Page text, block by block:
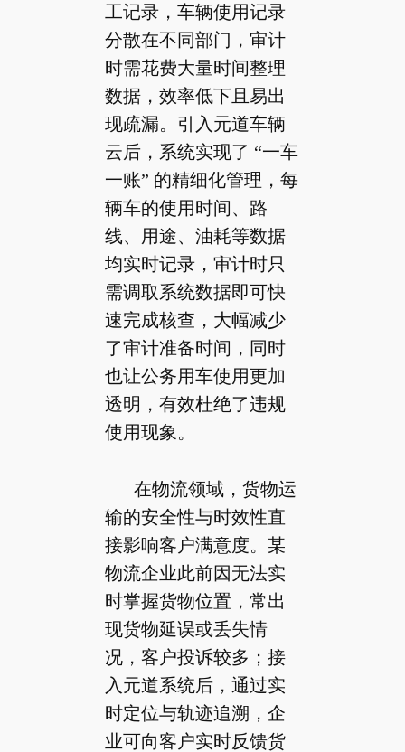
工记录，车辆使用记录
分散在不同部门，审计
时需花费大量时间整理
数据，效率低下且易出
现疏漏。引入元道车辆
云后，系统实现了 “一车
一账” 的精细化管理，每
辆车的使用时间、路
线、用途、油耗等数据
均实时记录，审计时只
需调取系统数据即可快
速完成核查，大幅减少
了审计准备时间，同时
也让公务用车使用更加
透明，有效杜绝了违规
使用现象。
在物流领域，货物运
输的安全性与时效性直
接影响客户满意度。某
物流企业此前因无法实
时掌握货物位置，常出
现货物延误或丢失情
况，客户投诉较多；接
入元道系统后，通过实
时定位与轨迹追溯，企
业可向客户实时反馈货